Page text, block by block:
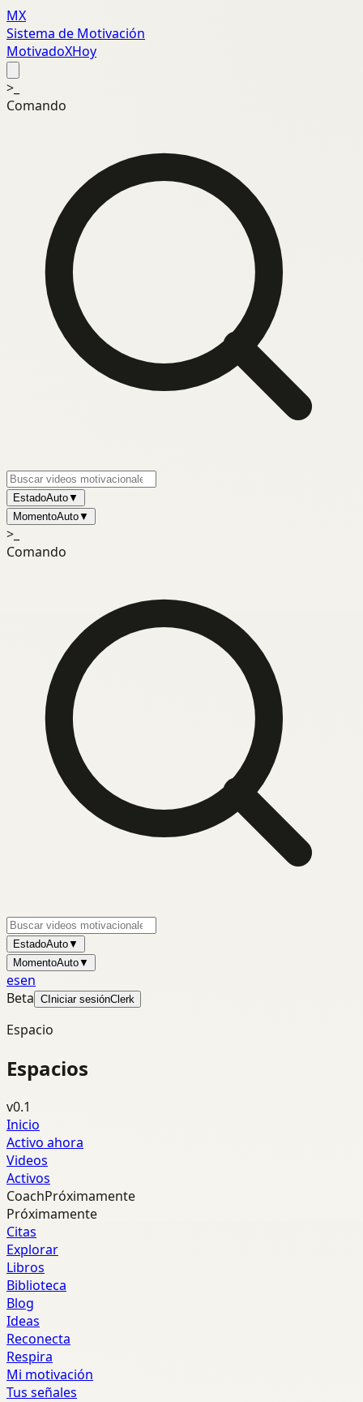
MX
Sistema de Motivación
MotivadoXHoy
>_
Comando
EstadoAuto▼
MomentoAuto▼
>_
Comando
EstadoAuto▼
MomentoAuto▼
esen
Beta C Iniciar sesiónClerk
Espacio
Espacios
v0.1
Inicio
Activo ahora
Videos
Activos
CoachPróximamente
Próximamente
Citas
Explorar
Libros
Biblioteca
Blog
Ideas
Reconecta
Respira
Mi motivación
Tus señales